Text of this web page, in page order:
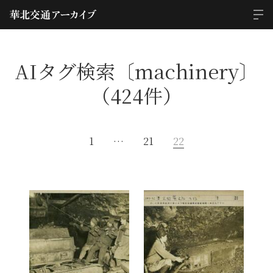
AIタグ検索〔machinery〕
（424件）
1 … 21 22